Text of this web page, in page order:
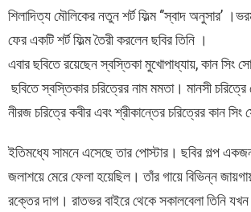
ce
b
o
o
tt
er
at
s
A
p
py
Li
n
k
ar
e
শিলাদিত্য মৌলিকের নতুন শর্ট ফিল্ম ‘’স্বাদ অনুসার’
ফের একটি শর্ট ফিল্ম তৈরী করলেন ছবির তিনি ।
এবার ছবিতে রয়েছেন স্বস্তিকা মুখোপাধ্যায়, কান সিং
ছবিতে স্বস্তিকার চরিত্রের নাম মমতা। মানসী চরিত্রে
নীরজ চরিত্রে কবীর এবং শ্রীকান্তের চরিত্রের কান সিং
ইতিমধ্যে সামনে এসেছে তার পোস্টার। ছবির গল্প
জলাশয়ে মেরে ফেলা হয়েছিল। তাঁর গায়ে বিভিন্ন
রক্তের দাগ। রাতভর বাইরে থেকে সকালবেলা তিনি